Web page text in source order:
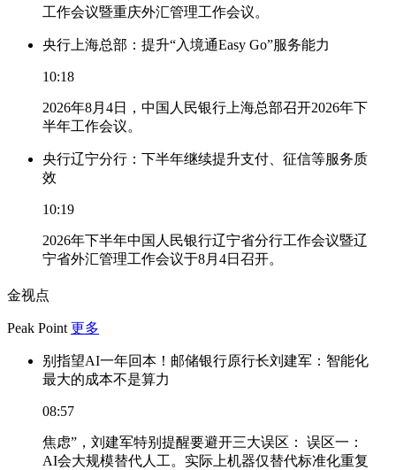
工作会议暨重庆外汇管理工作会议。
央行上海总部：提升“入境通Easy Go”服务能力
10:18
2026年8月4日，中国人民银行上海总部召开2026年下
半年工作会议。
央行辽宁分行：下半年继续提升支付、征信等服务质
效
10:19
2026年下半年中国人民银行辽宁省分行工作会议暨辽
宁省外汇管理工作会议于8月4日召开。
金视点
Peak Point 更多
别指望AI一年回本！邮储银行原行长刘建军：智能化
最大的成本不是算力
08:57
焦虑”，刘建军特别提醒要避开三大误区： 误区一：
AI会大规模替代人工。实际上机器仅替代标准化重复